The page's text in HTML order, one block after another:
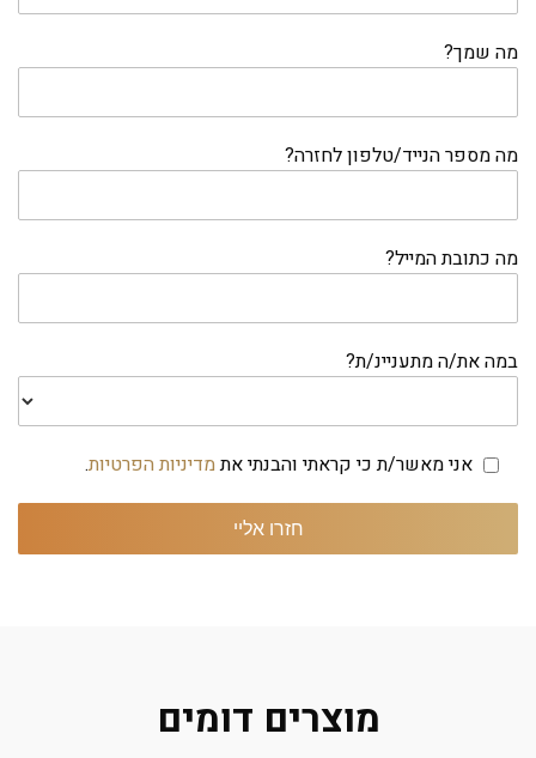
מה שמך?
מה מספר הנייד/טלפון לחזרה?
מה כתובת המייל?
במה את/ה מתעניינ/ת?
אני מאשר/ת כי קראתי והבנתי אתמדיניות הפרטיות.
מוצרים דומים